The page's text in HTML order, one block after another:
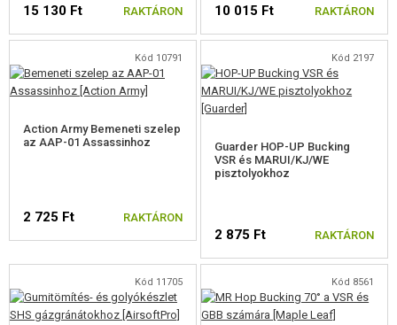
15 130 Ft RAKTÁRON 10 015 Ft RAKTÁRON
Kód 10791
Action Army Bemeneti szelep
az AAP-01 Assassinhoz
2 725 Ft RAKTÁRON
Kód 2197
Guarder HOP-UP Bucking
VSR és MARUI/KJ/WE
pisztolyokhoz
2 875 Ft RAKTÁRON
Kód 11705 Kód 8561